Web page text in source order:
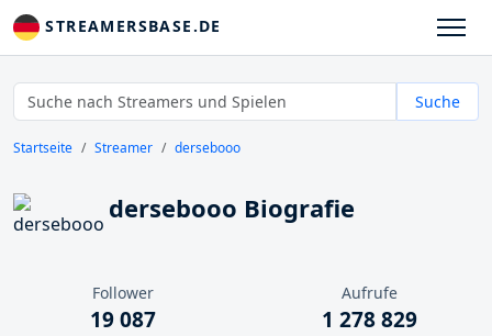
STREAMERSBASE.DE
Suche
Startseite Streamer dersebooo
dersebooo Biografie
Follower
19 087
Aufrufe
1 278 829